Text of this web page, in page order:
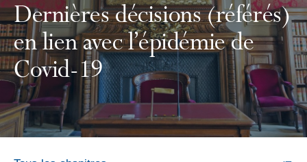
Dernières décisions (référés)
en lien avec l’épidémie de
Covid-19